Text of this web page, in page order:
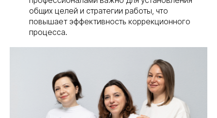
общих целей и стратегии работы, что
повышает эффективность коррекционного
процесса.